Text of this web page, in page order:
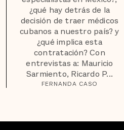
¿qué hay detrás de la
decisión de traer médicos
cubanos a nuestro país? y
¿qué implica esta
contratación? Con
entrevistas a: Mauricio
Sarmiento, Ricardo P...
FERNANDA CASO